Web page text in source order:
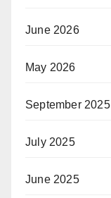
June 2026
May 2026
September 2025
July 2025
June 2025